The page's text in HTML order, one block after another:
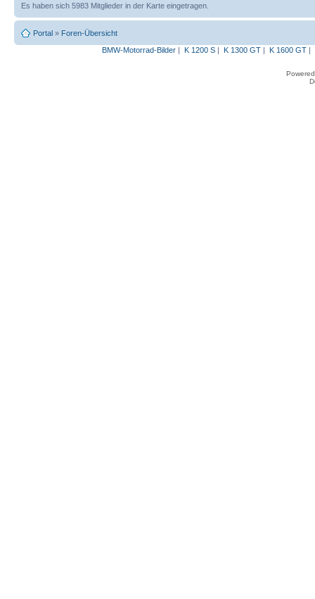
Es haben sich 5983 Mitglieder in der Karte eingetragen.
Portal » Foren-Übersicht
BMW-Motorrad-Bilder| K 1200 S| K 1300 GT| K 1600 GT|